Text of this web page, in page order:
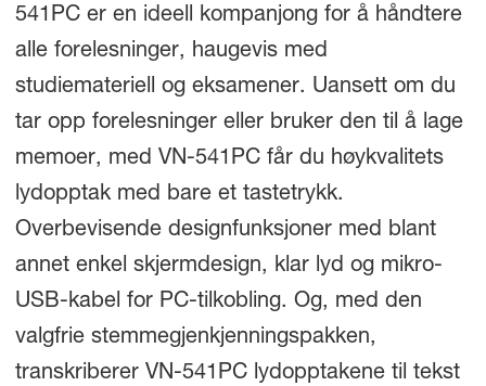
541PC er en ideell kompanjong for å håndtere
alle forelesninger, haugevis med
studiemateriell og eksamener. Uansett om du
tar opp forelesninger eller bruker den til å lage
memoer, med VN-541PC får du høykvalitets
lydopptak med bare et tastetrykk.
Overbevisende designfunksjoner med blant
annet enkel skjermdesign, klar lyd og mikro-
USB-kabel for PC-tilkobling. Og, med den
valgfrie stemmegjenkjenningspakken,
transkriberer VN-541PC lydopptakene til tekst